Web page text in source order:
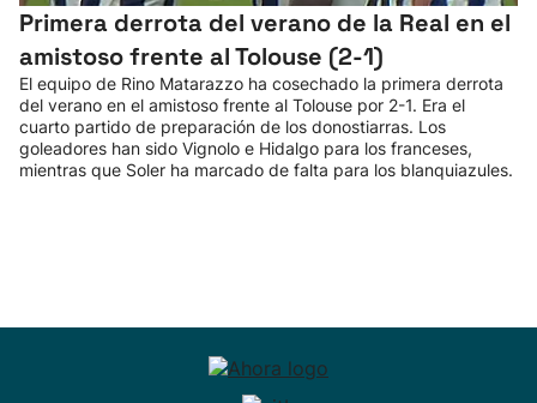
Primera derrota del verano de la Real en el
amistoso frente al Tolouse (2-1)
El equipo de Rino Matarazzo ha cosechado la primera derrota
del verano en el amistoso frente al Tolouse por 2-1. Era el
cuarto partido de preparación de los donostiarras. Los
goleadores han sido Vignolo e Hidalgo para los franceses,
mientras que Soler ha marcado de falta para los blanquiazules.